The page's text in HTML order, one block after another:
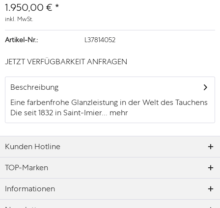
1.950,00 € *
inkl. MwSt.
Artikel-Nr.: L37814052
JETZT VERFÜGBARKEIT ANFRAGEN
Beschreibung
Eine farbenfrohe Glanzleistung in der Welt des Tauchens
Die seit 1832 in Saint-Imier... mehr
Kunden Hotline
TOP-Marken
Informationen